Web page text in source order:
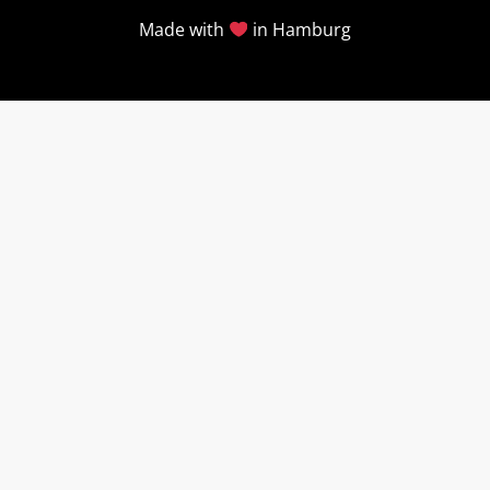
Made with in Hamburg